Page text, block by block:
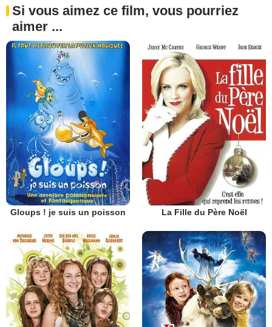
Si vous aimez ce film, vous pourriez
aimer ...
Gloups ! je suis un poisson La Fille du Père Noël